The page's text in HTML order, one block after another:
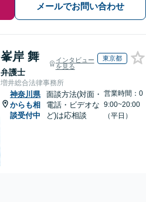
メールでお問い合わせ
峯岸 舞
弁護士
インタビュー
を見る
東京都
増井総合法律事務所
神奈川県
からも相
談受付中
面談方法(対面・
電話・ビデオな
ど)は応相談
営業時間：0
9:00~20:00
（平日）